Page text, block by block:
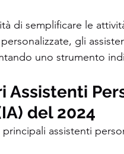
di semplificare le
gli
uno strumento
Assistenti
del 2024
assistenti